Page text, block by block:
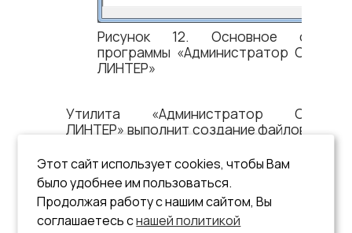
Рисунок 12. Основное окно
программы «Администратор СУБД
ЛИНТЕР»
Утилита «Администратор СУБД
ЛИНТЕР» выполнит создание файлов БД,
регистрацию соответствующих служб
БД в ОС. Более детальное описание
процесса создания БД см. в документах
«Сетевой администратор»
«Создание и конфигурирование базы
Этот сайт использует cookies, чтобы Вам
было удобнее им пользоваться.
Продолжая работу с нашим сайтом, Вы
соглашаетесь снашей политикой